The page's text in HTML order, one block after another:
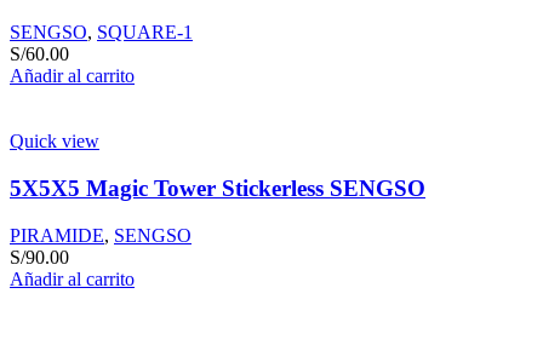
SENGSO, SQUARE-1
S/60.00
Añadir al carrito
Quick view
5X5X5 Magic Tower Stickerless SENGSO
PIRAMIDE, SENGSO
S/90.00
Añadir al carrito